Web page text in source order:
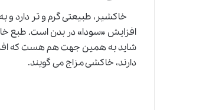
خاکشیر، طبیعتی گرم و تر دارد و
افزایش «سودا» در بدن است. طبع
شاید به همین جهت هم هست که
دارند، خاکشی مزاج می گویند.